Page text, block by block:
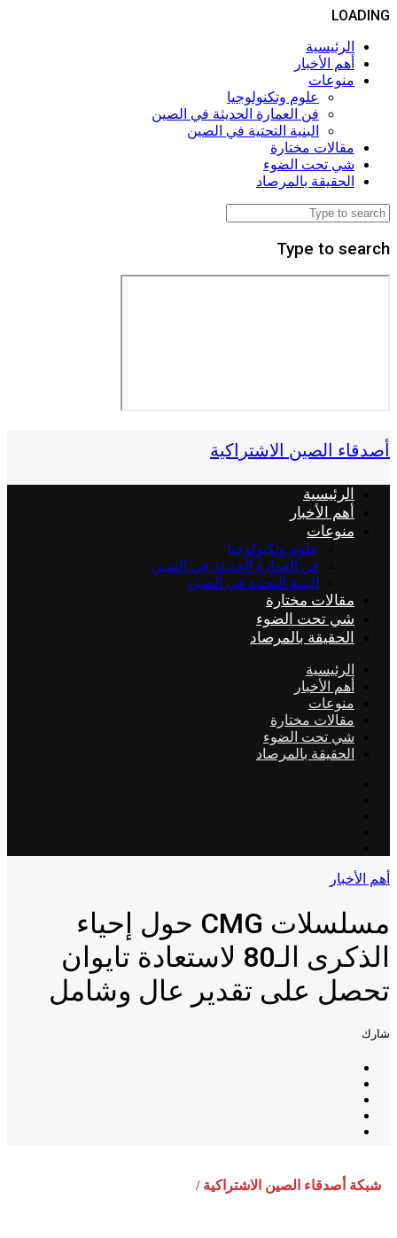
LOADING
الرئيسية
أهم الأخبار
منوعات
علوم وتكنولوجيا
فن العمارة الحديثة في الصين
البنية التحتية في الصين
مقالات مختارة
شي تحت الضوء
الحقيقة بالمرصاد
Type to search
أصدقاء الصين الاشتراكية
الرئيسية
أهم الأخبار
منوعات
علوم وتكنولوجيا
فن العمارة الحديثة في الصين
البنية التحتية في الصين
مقالات مختارة
شي تحت الضوء
الحقيقة بالمرصاد
الرئيسية
أهم الأخبار
منوعات
مقالات مختارة
شي تحت الضوء
الحقيقة بالمرصاد
أهم الأخبار
مسلسلات CMG حول إحياء
الذكرى الـ80 لاستعادة تايوان
تحصل على تقدير عال وشامل
شارك
شبكة أصدقاء الصين الاشتراكية /